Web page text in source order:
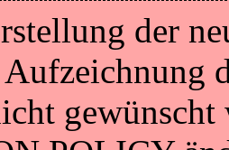
der
Aufzeichnung